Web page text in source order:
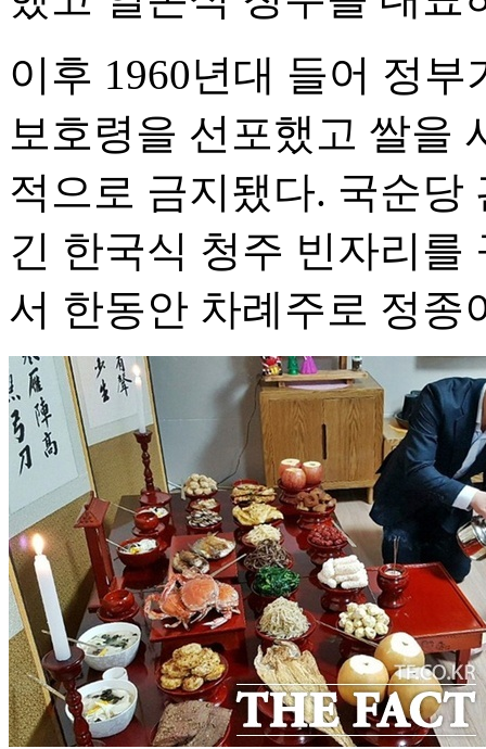
이후 1960년대 들어 정
보호령을 선포했고 쌀을
적으로 금지됐다. 국순
긴 한국식 청주 빈자리를
서 한동안 차례주로 정종